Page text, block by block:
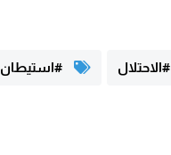
#الاحتلال #استيطان